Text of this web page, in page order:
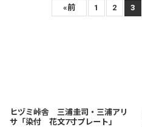
«前 1 2 3
ヒヅミ峠舎 三浦圭司・三浦アリ
サ「染付 花文7寸プレート」